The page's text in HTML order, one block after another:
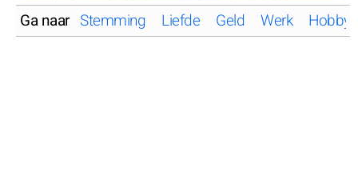
Ga naar Stemming Liefde Geld Werk